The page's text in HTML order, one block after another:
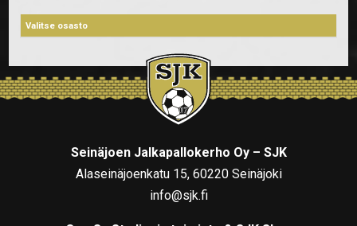
Seinäjoen Jalkapallokerho Oy – SJK
Alaseinäjoenkatu 15, 60220 Seinäjoki
info@sjk.fi